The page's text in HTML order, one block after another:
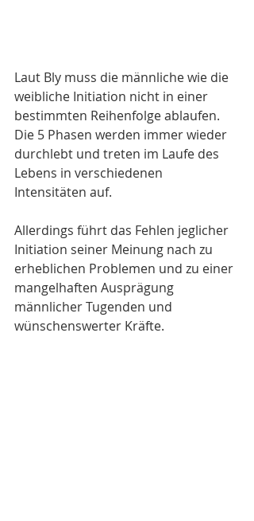
Laut Bly muss die männliche wie die
weibliche Initiation nicht in einer
bestimmten Reihenfolge ablaufen.
Die 5 Phasen werden immer wieder
durchlebt und treten im Laufe des
Lebens in verschiedenen
Intensitäten auf.
Allerdings führt das Fehlen jeglicher
Initiation seiner Meinung nach zu
erheblichen Problemen und zu einer
mangelhaften Ausprägung
männlicher Tugenden und
wünschenswerter Kräfte.